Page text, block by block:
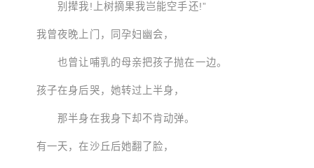
别撵我!上树摘果我岂能空手还!”
我曾夜晚上门，同孕妇幽会，
也曾让哺乳的母亲把孩子抛在一边。
孩子在身后哭，她转过上半身，
那半身在我身下却不肯动弹。
有一天，在沙丘后她翻了脸，